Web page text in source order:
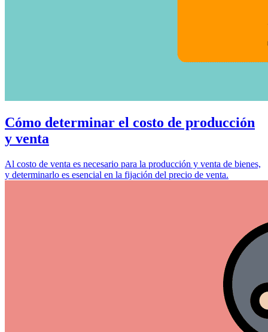
Cómo determinar el costo de producción
y venta
Al costo de venta es necesario para la producción y venta de bienes,
y determinarlo es esencial en la fijación del precio de venta.